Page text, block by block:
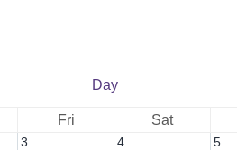
Day
Fri Sat
3 4 5